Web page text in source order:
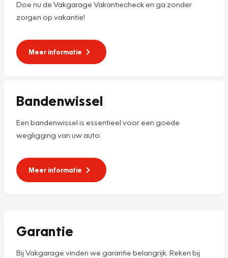
Doe nu de Vakgarage Vakantiecheck en ga zonder
zorgen op vakantie!
Meer informatie
Bandenwissel
Een bandenwissel is essentieel voor een goede
wegligging van uw auto.
Meer informatie
Garantie
Bij Vakgarage vinden we garantie belangrijk. Reken bij